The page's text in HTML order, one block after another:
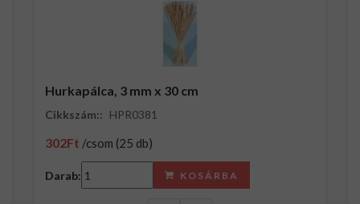
Hurkapálca, 3 mm x 30 cm
Cikkszám:: HPR0381
302Ft /csom (25 db)
Darab: KOSÁRBA